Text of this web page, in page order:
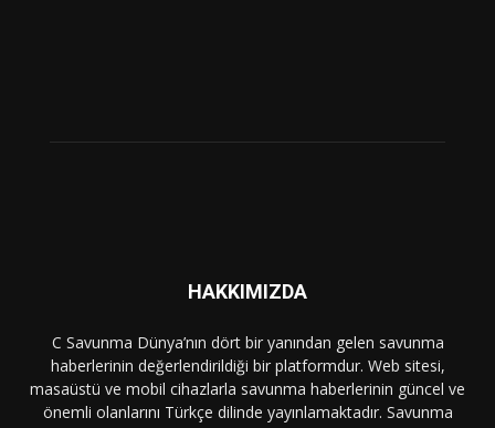
HAKKIMIZDA
C Savunma Dünya’nın dört bir yanından gelen savunma
haberlerinin değerlendirildiği bir platformdur. Web sitesi,
masaüstü ve mobil cihazlarla savunma haberlerinin güncel ve
önemli olanlarını Türkçe dilinde yayınlamaktadır. Savunma